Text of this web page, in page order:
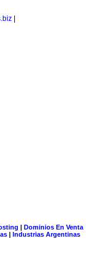
| Dominios En Venta
| Industrias Argentinas